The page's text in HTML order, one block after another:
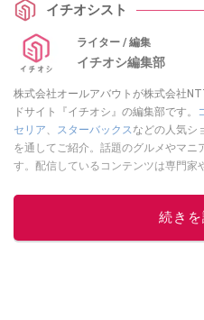
イチオシスト
ライター / 編集
イチオシ編集部
株式会社オールアバウトが株式会社
ドサイト『イチオシ』の編集部です。
セリア、 スターバックスなどの人気シ
を通してご紹介。話題のグルメやマ
す。配信しているコンテンツは専門家
ニュースでフォロー
続きを